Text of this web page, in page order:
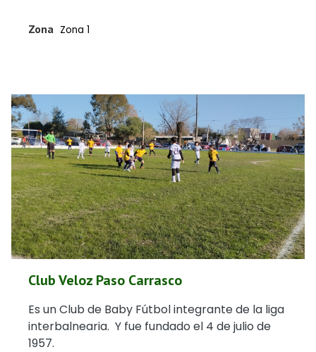
Zona Zona 1
Club Veloz Paso Carrasco
Es un Club de Baby Fútbol integrante de la liga
interbalnearia. Y fue fundado el 4 de julio de
1957.